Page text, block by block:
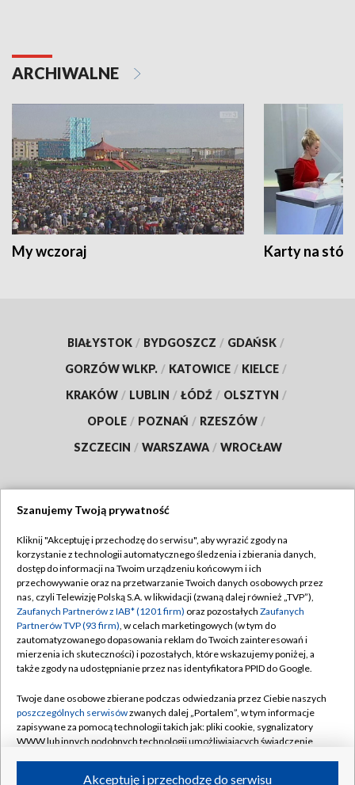
ARCHIWALNE
My wczoraj Karty na
BIAŁYSTOK / BYDGOSZCZ / GDAŃSK /
GORZÓW WLKP. / KATOWICE / KIELCE /
KRAKÓW / LUBLIN / ŁÓDŹ / OLSZTYN /
OPOLE / POZNAŃ / RZESZÓW /
SZCZECIN / WARSZAWA / WROCŁAW
TVP
Abonament TVP
Emisja w TVP
Centrum informacji TVP
Naziemna Telewizja Cyfrowa
Rada Programowa
System NOS
Informacje o nadawcy
Regulamin TVP
Polityka prywatności
Moje zgody
Pomoc
Kontakt
Kanały
Szanujemy Twoją prywatność
Kliknij "Akceptuję i przechodzę do serwisu", aby wyrazić zgody na
korzystanie z technologii automatycznego śledzenia i zbierania danych,
dostęp do informacji na Twoim urządzeniu końcowym i ich
przechowywanie oraz na przetwarzanie Twoich danych osobowych przez
nas, czyli Telewizję Polską S.A. w likwidacji (zwaną dalej również „TVP”),
Zaufanych Partnerów z IAB* (1201 firm) oraz pozostałych Zaufanych
Partnerów TVP (93 firm), w celach marketingowych (w tym do
zautomatyzowanego dopasowania reklam do Twoich zainteresowań i
mierzenia ich skuteczności) i pozostałych, które wskazujemy poniżej, a
także zgody na udostępnianie przez nas identyfikatora PPID do Google.
Twoje dane osobowe zbierane podczas odwiedzania przez Ciebie naszych
poszczególnych serwisówzwanych dalej „Portalem”, w tym informacje
zapisywane za pomocą technologii takich jak: pliki cookie, sygnalizatory
WWW lub innych podobnych technologii umożliwiających świadczenie
Akceptuję i przechodzę do serwisu